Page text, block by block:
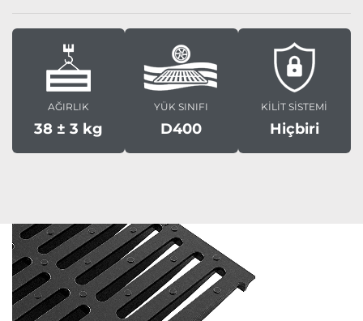
AĞIRLIK
38 ± 3 kg
YÜK SINIFI
D400
KİLİT SİSTEMİ
Hiçbiri